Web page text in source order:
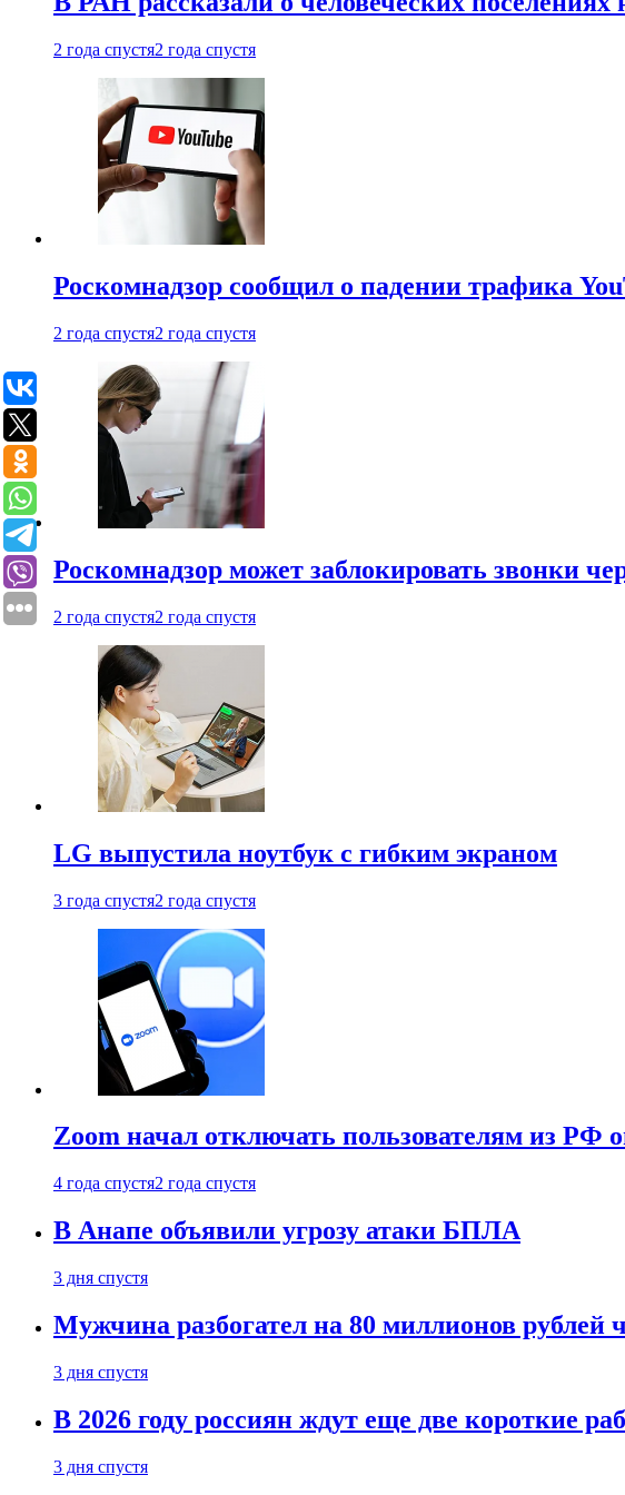
2 года спустя2 года спустя
Роскомнадзор сообщил о падении трафика
2 года спустя2 года спустя
Роскомнадзор может заблокировать звонки
2 года спустя2 года спустя
LG выпустила ноутбук с гибким экраном
3 года спустя2 года спустя
Zoom начал отключать пользователям из РФ
4 года спустя2 года спустя
В Анапе объявили угрозу атаки БПЛА
3 дня спустя
Мужчина разбогател на 80 миллионов рублей
3 дня спустя
В 2026 году россиян ждут еще две короткие
3 дня спустя